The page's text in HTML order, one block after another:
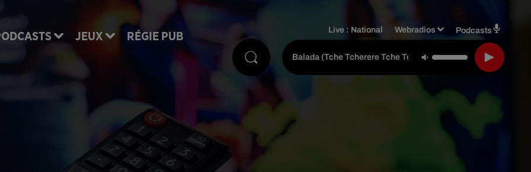
JEUX RÉGIE PUB
Live : National Webradios Podcasts
Balada (tche Tcherere Tche Tche) (live) - Gusttavo Lima